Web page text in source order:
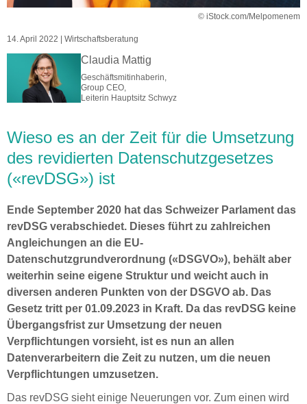
© iStock.com/Melpomenem
14. April 2022 | Wirtschaftsberatung
Claudia Mattig
Geschäftsmitinhaberin,
Group CEO,
Leiterin Hauptsitz Schwyz
Wieso es an der Zeit für die Umsetzung
des revidierten Datenschutzgesetzes
(«revDSG») ist
Ende September 2020 hat das Schweizer Parlament das
revDSG verabschiedet. Dieses führt zu zahlreichen
Angleichungen an die EU-
Datenschutzgrundverordnung («DSGVO»), behält aber
weiterhin seine eigene Struktur und weicht auch in
diversen anderen Punkten von der DSGVO ab. Das
Gesetz tritt per 01.09.2023 in Kraft. Da das revDSG keine
Übergangsfrist zur Umsetzung der neuen
Verpflichtungen vorsieht, ist es nun an allen
Datenverarbeitern die Zeit zu nutzen, um die neuen
Verpflichtungen umzusetzen.
Das revDSG sieht einige Neuerungen vor. Zum einen wird